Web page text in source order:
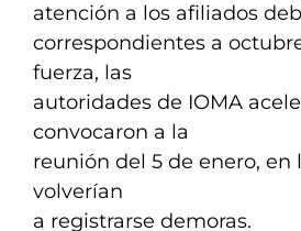
atención a los afiliados
correspondientes a
fuerza, las
autoridades de IOMA
convocaron a la
reunión del 5 de enero,
volverían
a registrarse demoras.